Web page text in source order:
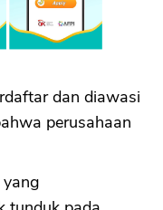
dan diawasi
perusahaan